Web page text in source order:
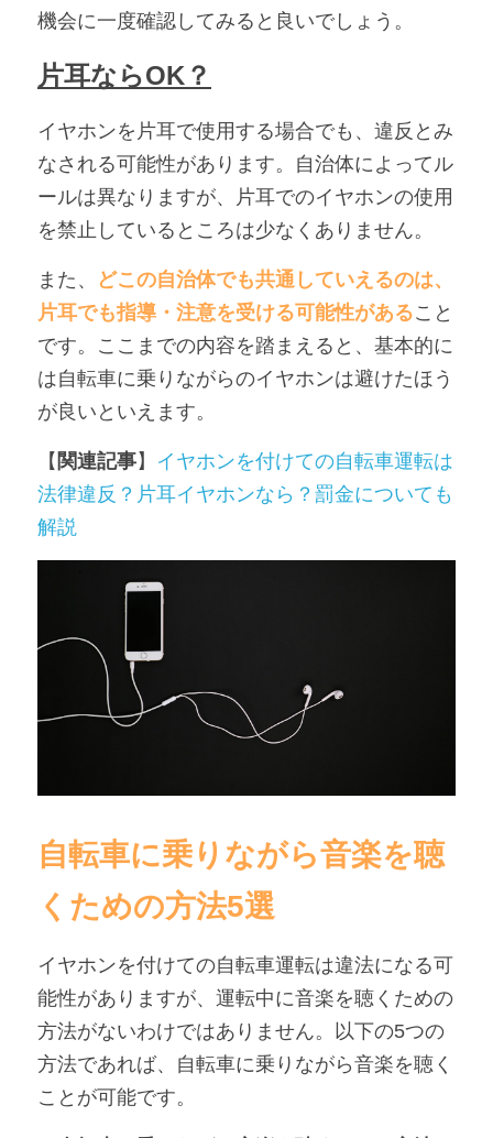
機会に一度確認してみると良いでしょう。
片耳ならOK？
イヤホンを片耳で使用する場合でも、違反とみ
なされる可能性があります。自治体によってル
ールは異なりますが、片耳でのイヤホンの使用
を禁止しているところは少なくありません。
また、
どこの自治体でも共通していえるのは、
片耳でも指導・注意を受ける可能性があること
です。ここまでの内容を踏まえると、基本的に
は自転車に乗りながらのイヤホンは避けたほう
が良いといえます。
【 関連記事】 イヤホンを付けての自転車運転は
法律違反？片耳イヤホンなら？罰金についても
解説
自転車に乗りながら音楽を聴
くための方法5選
イヤホンを付けての自転車運転は違法になる可
能性がありますが、運転中に音楽を聴くための
方法がないわけではありません。以下の5つの
方法であれば、自転車に乗りながら音楽を聴く
ことが可能です。